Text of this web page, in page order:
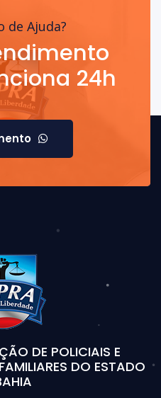
de Ajuda?
24h
DE POLICIAIS E
DO ESTADO